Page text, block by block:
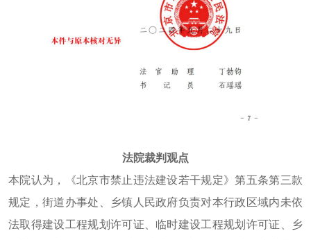
法院裁判观点
本院认为，《北京市禁止违法建设若干规定》第五条第三款
规定，街道办事处、乡镇人民政府负责对本行政区域内未依
法取得建设工程规划许可证、临时建设工程规划许可证、乡